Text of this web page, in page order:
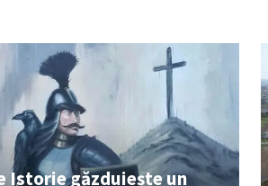
Istorie găzduiește un